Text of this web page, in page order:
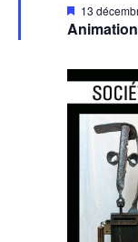
Mis
en
avant
13